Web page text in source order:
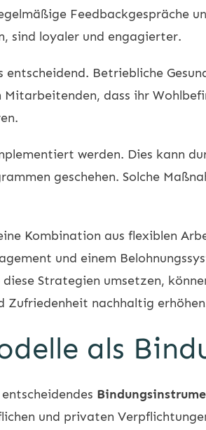
Feedbackgespräche
sind loyaler und engagierter.
entscheidend. Betriebliche
dass ihr
werden. Dies kann
geschehen. Solche
Kombination aus flexiblen
und einem
Strategien umsetzen,
Zufriedenheit nachhaltig
als
und privaten